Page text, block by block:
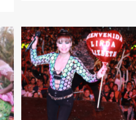
SE
AGIGANTA
EN
EL
ESCENARIO